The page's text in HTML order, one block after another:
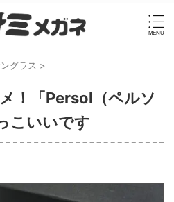
グラス >
！「Persol（ペルソ
こいいです